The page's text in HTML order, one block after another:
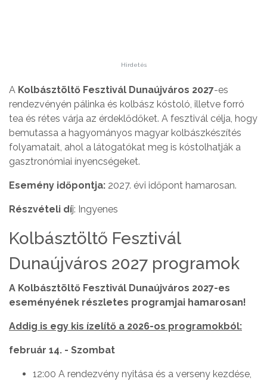
Hirdetés
A Kolbásztöltő Fesztivál Dunaújváros 2027-es
rendezvényén pálinka és kolbász kóstoló, illetve forró
tea és rétes várja az érdeklődőket. A fesztivál célja, hogy
bemutassa a hagyományos magyar kolbászkészítés
folyamatait, ahol a látogatókat meg is kóstolhatják a
gasztronómiai ínyencségeket.
Esemény időpontja: 2027. évi időpont hamarosan.
Részvételi díj: Ingyenes
Kolbásztöltő Fesztivál
Dunaújváros 2027 programok
A Kolbásztöltő Fesztivál Dunaújváros 2027-es
eseményének részletes programjai hamarosan!
Addig is egy kis ízelítő a 2026-os programokból:
február 14. - Szombat
12:00 A rendezvény nyitása és a verseny kezdése,